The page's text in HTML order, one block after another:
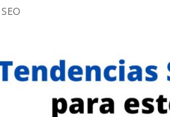
SEO